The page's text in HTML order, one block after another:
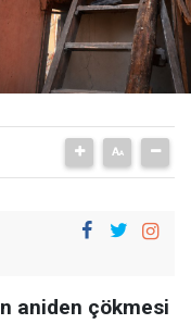
aniden çökmesi